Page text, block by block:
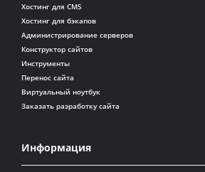
Хостинг для CMS
Хостинг для бэкапов
Администрирование серверов
Конструктор сайтов
Инструменты
Перенос сайта
Виртуальный ноутбук
Заказать разработку сайта
Информация